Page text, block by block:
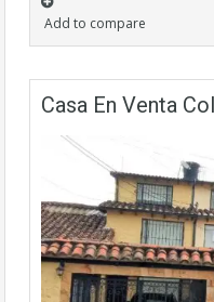
Add to compare
Casa En Venta